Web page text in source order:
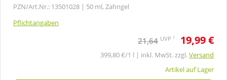
PZN/Art.Nr.: 13501028 | 50 ml, Zahngel
Pflichtangaben
21,64 UVP 1 19,99 €
399,80 €/1 l | inkl. MwSt. zzgl.Versand
Artikel auf Lager